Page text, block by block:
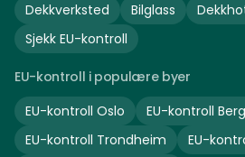
Dekkverksted
Bilglass
Sjekk EU-kontroll
EU-kontroll i populære byer
EU-kontroll Oslo EU-kontroll
EU-kontroll Trondheim EU-